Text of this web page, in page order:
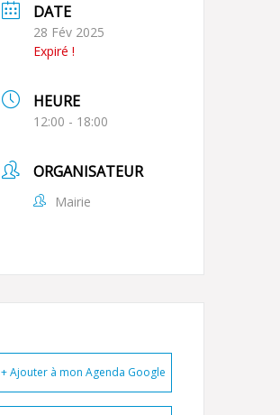
DATE
28 Fév 2025
Expiré !
HEURE
12:00 - 18:00
ORGANISATEUR
Mairie
+ Ajouter à mon Agenda Google